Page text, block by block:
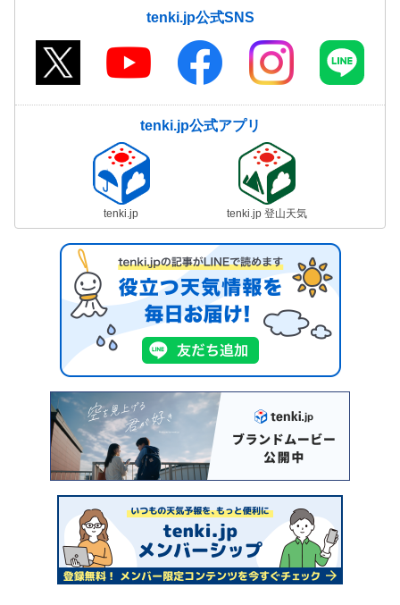
tenki.jp公式SNS
tenki.jp公式アプリ
tenki.jp tenki.jp 登山天気